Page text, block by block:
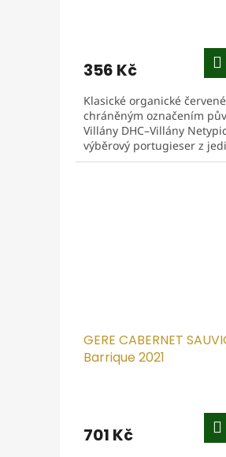
356 Kč
Klasické organické
chráněným označením
Villány DHC–Villány
výběrový portugieser z
Ördögárok. Živá, hluboká
GERE CABERNET
Barrique 2021
701 Kč